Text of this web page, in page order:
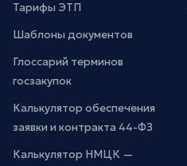
Тарифы ЭТП
Шаблоны документов
Глоссарий терминов
госзакупок
Калькулятор обеспечения
заявки и контракта 44-ФЗ
Калькулятор НМЦК —